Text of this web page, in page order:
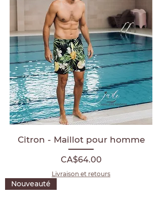
Citron - Maillot pour homme
Price
CA$64.00
Livraison et retours
Nouveauté